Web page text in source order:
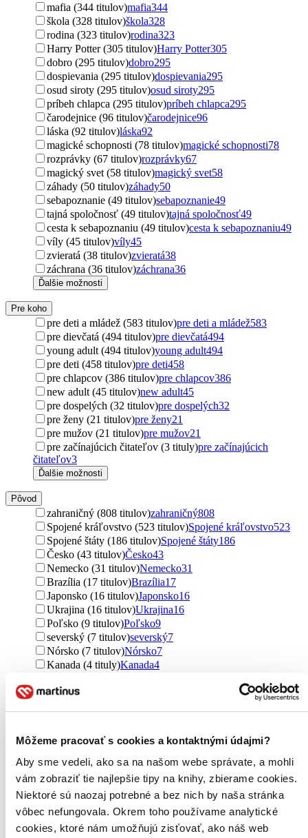
Môžeme pracovať s cookies a kontaktnými údajmi?
Aby sme vedeli, ako sa na našom webe správate, a mohli
vám zobraziť tie najlepšie tipy na knihy, zbierame cookies.
Niektoré sú naozaj potrebné a bez nich by naša stránka
vôbec nefungovala. Okrem toho používame analytické
cookies, ktoré nám umožňujú zisťovať, ako náš web
mafia (344 titulov)mafia344
škola (328 titulov)škola328
rodina (323 titulov)rodina323
Harry Potter (305 titulov)Harry Potter305
dobro (295 titulov)dobro295
dospievania (295 titulov)dospievania295
osud siroty (295 titulov)osud siroty295
príbeh chlapca (295 titulov)príbeh chlapca295
čarodejnice (96 titulov)čarodejnice96
láska (92 titulov)láska92
magické schopnosti (78 titulov)magické schopnosti78
rozprávky (67 titulov)rozprávky67
magický svet (58 titulov)magický svet58
záhady (50 titulov)záhady50
sebapoznanie (49 titulov)sebapoznanie49
tajná spoločnosť (49 titulov)tajná spoločnosť49
cesta k sebapoznaniu (49 titulov)cesta k sebapoznaniu49
víly (45 titulov)víly45
zvieratá (38 titulov)zvieratá38
záchrana (36 titulov)záchrana36
Ďalšie možnosti
Pre koho
pre deti a mládež (583 titulov)pre deti a mládež583
pre dievčatá (494 titulov)pre dievčatá494
young adult (494 titulov)young adult494
pre deti (458 titulov)pre deti458
pre chlapcov (386 titulov)pre chlapcov386
new adult (45 titulov)new adult45
pre dospelých (32 titulov)pre dospelých32
pre ženy (21 titulov)pre ženy21
pre mužov (21 titulov)pre mužov21
pre začínajúcich čitateľov (3 tituly)pre začínajúcich
čitateľov3
Ďalšie možnosti
Pôvod
zahraničný (808 titulov)zahraničný808
Spojené kráľovstvo (523 titulov)Spojené kráľovstvo523
Spojené štáty (186 titulov)Spojené štáty186
Česko (43 titulov)Česko43
Nemecko (31 titulov)Nemecko31
Brazília (17 titulov)Brazília17
Japonsko (16 titulov)Japonsko16
Ukrajina (16 titulov)Ukrajina16
Poľsko (9 titulov)Poľsko9
severský (7 titulov)severský7
Nórsko (7 titulov)Nórsko7
Kanada (4 tituly)Kanada4
Slovensko (2 tituly)
romány (591 titulov)romány591
poviedky (16 titulov)poviedky 16
scenáre (15 titulov)scenáre
novela (15 titulov)
novela15
encyklopédie (5 titulov)encyklopédie 5
obrazová publikácia (5 titulov)obrazová publikácia5
Ďalšie možnosti